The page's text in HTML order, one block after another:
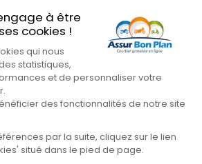
à être
cookies !
qui nous
statistiques,
et de personnaliser votre
des fonctionnalités de notre site
par la suite, cliquez sur le lien
situé dans le pied de page.